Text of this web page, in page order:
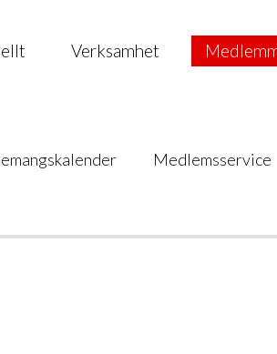
Verksamhet
Medlemsservice